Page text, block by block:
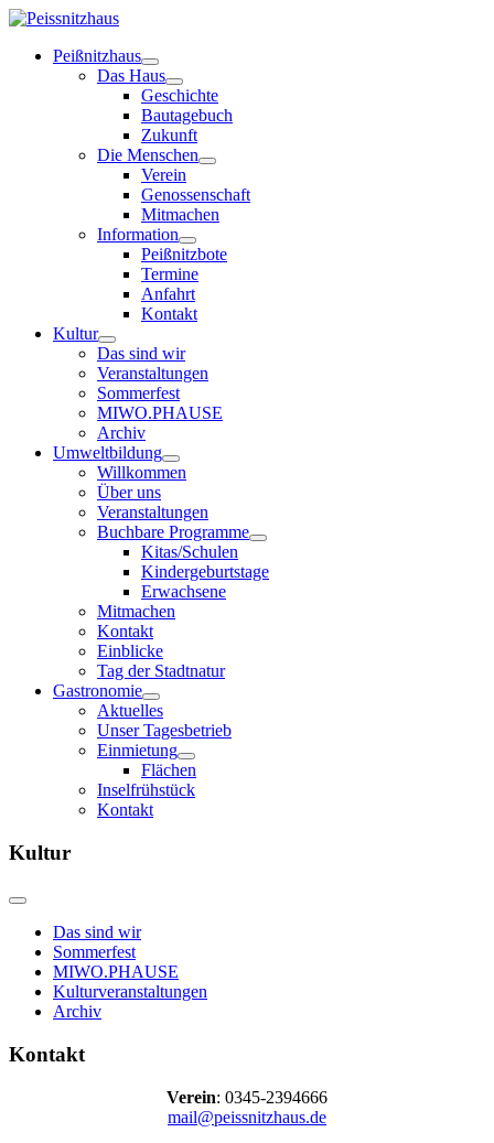
Peißnitzhaus
Das Haus
Geschichte
Bautagebuch
Zukunft
Die Menschen
Verein
Genossenschaft
Mitmachen
Information
Peißnitzbote
Termine
Anfahrt
Kontakt
Kultur
Das sind wir
Veranstaltungen
Sommerfest
MIWO.PHAUSE
Archiv
Umweltbildung
Willkommen
Über uns
Veranstaltungen
Buchbare Programme
Kitas/Schulen
Kindergeburtstage
Erwachsene
Mitmachen
Kontakt
Einblicke
Tag der Stadtnatur
Gastronomie
Aktuelles
Unser Tagesbetrieb
Einmietung
Flächen
Inselfrühstück
Kontakt
Kultur
Das sind wir
Sommerfest
MIWO.PHAUSE
Kulturveranstaltungen
Archiv
Kontakt
Verein: 0345-2394666
mail@peissnitzhaus.de